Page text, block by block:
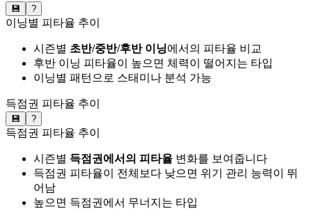
💾 ?
이닝별 피타율 추이
시즌별 초반/중반/후반 이닝에서의 피타율 비교
후반 이닝 피타율이 높으면 체력이 떨어지는 타입
이닝별 패턴으로 스태미나 분석 가능
득점권 피타율 추이
💾 ?
득점권 피타율 추이
시즌별 득점권에서의 피타율 변화를 보여줍니다
득점권 피타율이 전체보다 낮으면 위기 관리 능력이 뛰
어남
높으면 득점권에서 무너지는 타입